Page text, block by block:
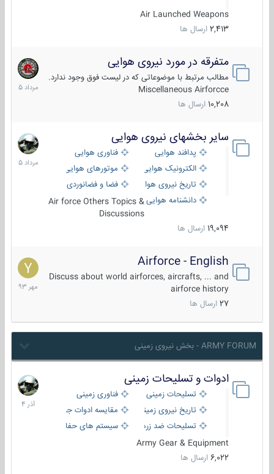
Air Launched Weapons
2,413 ارسال ها
متفرقه در مورد نیروی هوایی
مطالب مرتبط با موضوعاتی که در لیست فوق وجود ندارد.
Miscellaneous Airforcce
10,208 ارسال ها
7
مرداد
1405
سایر بخشهای نیروی هوایی
پدافند هوایی
فناوری هوایی
الکترونیک هوایی
موتورهای هوایی
تاریخ نیروی هوایی
فضا و فضانوردی
دانشنامه هواییAir force Others Topics &
Discussions
19,094 ارسال ها
2
مرداد
1405
Airforce - English
Discuss about world airforces, aircrafts, ... and
airforce history
27 ارسال ها
15
مهر
1393
ARMY FORUM - بخش نیروی زمینی
ادوات و تسلیحات زمینی
تسلیحات زمینی
فناوری زمینی
تاریخ نیروی زمینی
مقایسه ادوات جنگی
تسلیحات ضد زره
سیستم های حفاظت فعال
Army Gear & Equipment
6,022 ارسال ها
21
آذر
1404